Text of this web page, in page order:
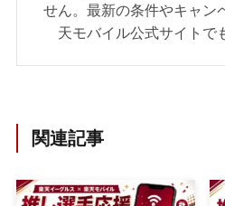
せん。最新の条件やキャン
天モバイル公式サイトで
関連記事